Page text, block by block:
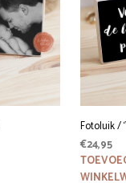
Fotoluik /
€24,95